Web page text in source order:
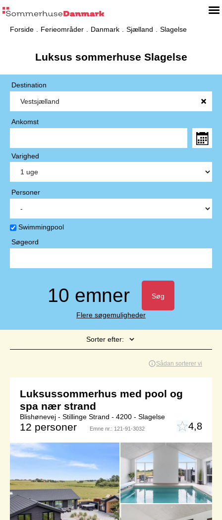
Forside Ferieområder Danmark Sjælland Slagelse
Luksus sommerhuse Slagelse
Destination
Ankomst
Varighed
Personer
Swimmingpool
Søgeord
10 emner Søg
Flere søgemuligheder
Sorter efter:
Sådan sorterer vi
Luksussommerhus med pool og
spa nær strand
Blishønevej - Stillinge Strand - 4200 - Slagelse
12 personer Emne nr.: 121-91-3032 4,8